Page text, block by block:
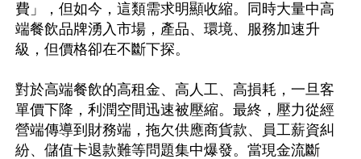
費」，但如今，這類需求明顯收縮。同時大量中高
端餐飲品牌湧入市場，產品、環境、服務加速升
級，但價格卻在不斷下探。
對於高端餐飲的高租金、高人工、高損耗，一旦客
單價下降，利潤空間迅速被壓縮。最終，壓力從經
營端傳導到財務端，拖欠供應商貨款、員工薪資糾
紛、儲值卡退款難等問題集中爆發。當現金流斷